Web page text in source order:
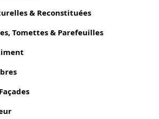
& Reconstituées
Tomettes & Parefeuilles